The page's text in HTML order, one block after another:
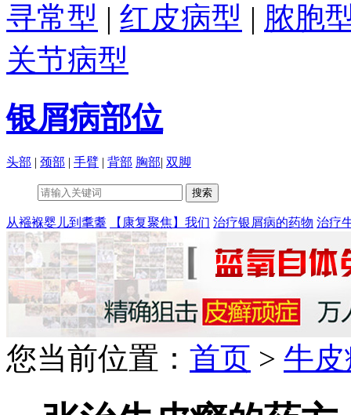
寻常型 | 红皮病型 | 脓胞
关节病型
银屑病部位
头部 | 颈部 | 手臂 | 背部 胸部| 双脚
从襁褓婴儿到耄耋 【康复聚焦】我们 治疗银屑病的药物 治疗
您当前位置： 首页 > 牛